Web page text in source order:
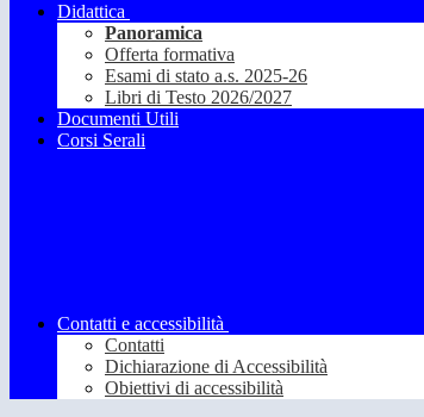
Didattica
Panoramica
Offerta formativa
Esami di stato a.s. 2025-26
Libri di Testo 2026/2027
Documenti Utili
Corsi Serali
Contatti e accessibilità
Contatti
Dichiarazione di Accessibilità
Obiettivi di accessibilità